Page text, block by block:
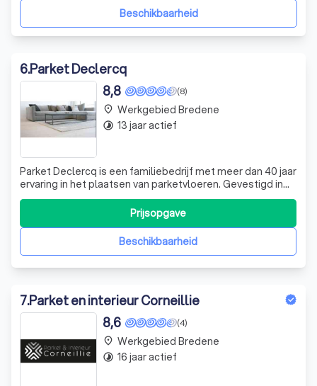
Beschikbaarheid
6.Parket Declercq
(8)
8,8
Parket Declercq is een familiebedrijf met meer dan 40 jaar
ervaring in het plaatsen van parketvloeren. Gevestigd in
Eernegem, zijn we trots op onze dienstverlening in grote
delen van West-Vlaanderen. Onze expertise is niet alleen
gebaseerd op jarenlange ervaring, maar ook op een
diepgaande kennis vaBeschikbaarheid
Prijsopgave
place Werkgebied Bredene
timelapse 13 jaar actief
7.Parket en interieur Corneillie
(4)
8,6
place Werkgebied Bredene
timelapse 16 jaar actief